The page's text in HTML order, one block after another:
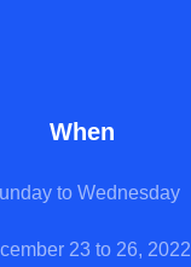
When
to Wednesday
23 to 26, 2022